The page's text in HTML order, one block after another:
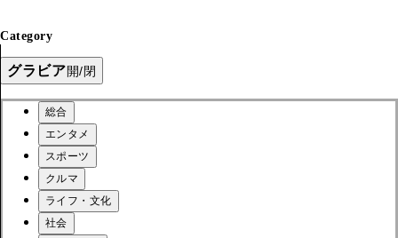
Category
グラビア開/閉
総合
エンタメ
スポーツ
クルマ
ライフ・文化
社会